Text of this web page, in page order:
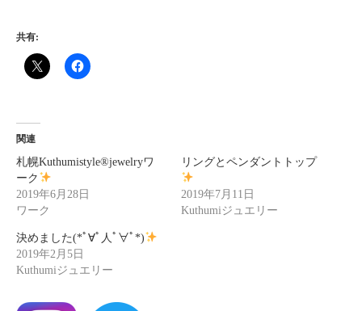
共有:
関連
札幌Kuthumistyle®️jewelryワ
ーク
2019年6月28日
ワーク
リングとペンダントトップ
2019年7月11日
Kuthumiジュエリー
決めました(*ﾟ∀ﾟ人ﾟ∀ﾟ*)
2019年2月5日
Kuthumiジュエリー